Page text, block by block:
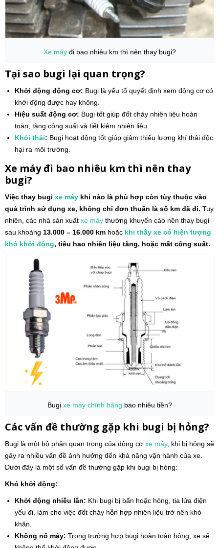
Xe máyđi bao nhiêu km thì nên thay bugi?
Tại sao bugi lại quan trọng?
Khởi động động cơ: Bugi là yếu tố quyết định xem động cơ có
khởi động được hay không.
Hiệu suất động cơ: Bugi tốt giúp đốt cháy nhiên liệu hoàn
toàn, tăng công suất và tiết kiệm nhiên liệu.
Khói thải: Bugi hoạt động tốt giúp giảm thiểu lượng khí thải độc
hại ra môi trường.
Xe máy đi bao nhiêu km thì nên thay
bugi?
Việc thay bugi xe máy khi nào là phù hợp còn tùy thuộc vào
quá trình sử dụng xe, không chỉ đơn thuần là số km đã đi. Tuy
nhiên, các nhà sản xuất xe máy thường khuyến cáo nên thay bugi
sau khoảng 13.000 – 16.000 km hoặc khi thấy xe có hiện tượng
khó khởi động, tiêu hao nhiên liệu tăng, hoặc mất công suất.
Bugi xe máy chính hãng bao nhiêu tiền?
Các vấn đề thường gặp khi bugi bị hỏng?
Bugi là một bộ phận quan trọng của động cơ xe máy, khi bị hỏng sẽ
gây ra nhiều vấn đề ảnh hưởng đến khả năng vận hành của xe.
Dưới đây là một số vấn đề thường gặp khi bugi bị hỏng:
Khó khởi động:
Khởi động nhiều lần: Khi bugi bị bẩn hoặc hỏng, tia lửa điện
yếu đi, làm cho việc đốt cháy hỗn hợp nhiên liệu trở nên khó
khăn.
Không nổ máy: Trong trường hợp bugi hoàn toàn hỏng, xe sẽ